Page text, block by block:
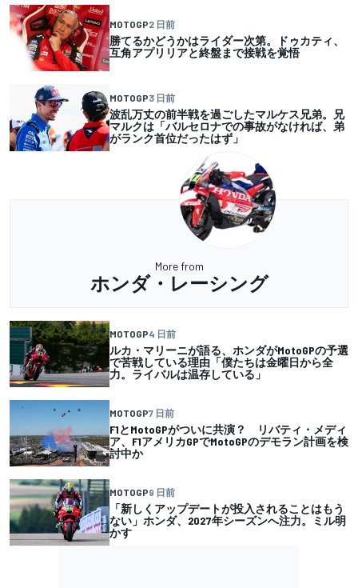
MOTOGP2 日前
勝てるかどうかはライダー次第。ドゥカティ、
互角アプリリアと終盤まで接戦を覚悟
MOTOGP3 日前
波乱万丈の前半戦を過ごしたマルケス兄弟。兄
マルクは「バルセロナでの事故がなければ、弟
がランク首位だったはず」
More from
ホンダ・レーシング
MOTOGP4 日前
ルカ・マリーニが語る、ホンダがMotoGPの予選
で苦戦している理由「僕たちは金曜日から全
力。ライバルは温存している」
MOTOGP7 日前
F1とMotoGPがついに共演？ リバティ・メディ
ア、F1アメリカGPでMotoGPのデモラン計画を検
討中か
MOTOGP9 日前
「新しくアップデートが投入されることはもう
ない」ホンダ、2027年シーズンへ注力。ミル明
かす